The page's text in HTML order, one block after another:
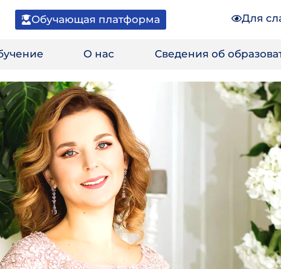
Обучающая платформа Для
О нас Сведения об